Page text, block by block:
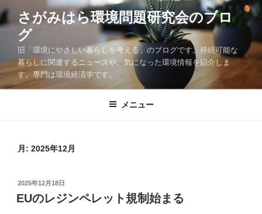
コ
ン
ツ
ス
さがみはら環境問題研究会のブロ
グ
旧「環境にやさしい暮らしを考える」のブログです。持続可能な
暮らしに関連するニュースや、気になった環境情報を紹介しま
す。専門は環境経済学です。
メニュー
月: 2025年12月
投
稿
日:
2025年12月18日
EUのレジンペレット規制始まる